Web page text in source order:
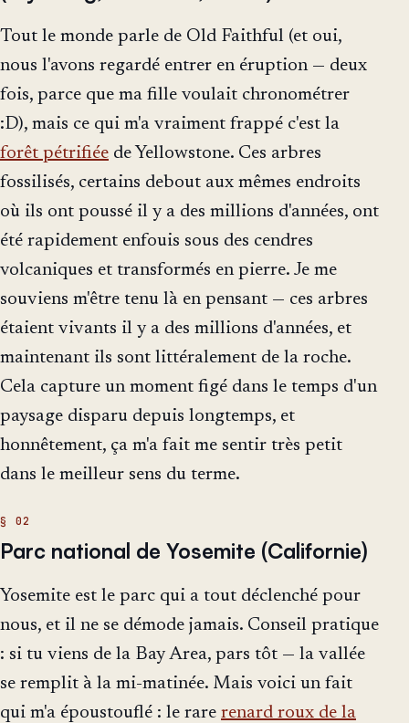
Tout le monde parle de Old Faithful (et oui,
nous l'avons regardé entrer en éruption — deux
fois, parce que ma fille voulait chronométrer
:D), mais ce qui m'a vraiment frappé c'est la
forêt pétrifiée de Yellowstone. Ces arbres
fossilisés, certains debout aux mêmes endroits
où ils ont poussé il y a des millions d'années, ont
été rapidement enfouis sous des cendres
volcaniques et transformés en pierre. Je me
souviens m'être tenu là en pensant — ces arbres
étaient vivants il y a des millions d'années, et
maintenant ils sont littéralement de la roche.
Cela capture un moment figé dans le temps d'un
paysage disparu depuis longtemps, et
honnêtement, ça m'a fait me sentir très petit
dans le meilleur sens du terme.
Parc national de Yosemite (Californie)
Yosemite est le parc qui a tout déclenché pour
nous, et il ne se démode jamais. Conseil pratique
: si tu viens de la Bay Area, pars tôt — la vallée
se remplit à la mi-matinée. Mais voici un fait
qui m'a époustouflé : le rare renard roux de la